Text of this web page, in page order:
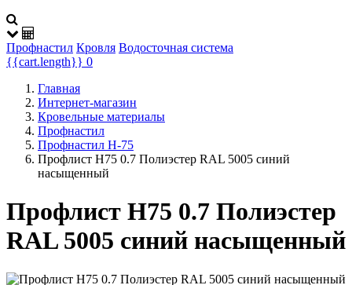
Профнастил Кровля Водосточная система
{{cart.length}} 0
Главная
Интернет-магазин
Кровельные материалы
Профнастил
Профнастил Н-75
Профлист Н75 0.7 Полиэстер RAL 5005 синий
насыщенный
Профлист Н75 0.7 Полиэстер
RAL 5005 синий насыщенный